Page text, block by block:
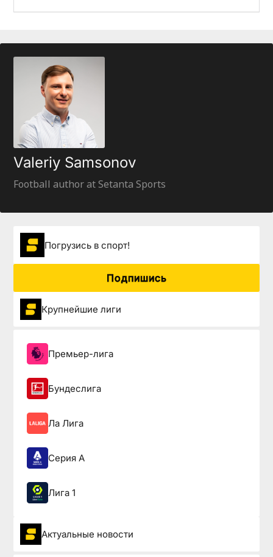
Valeriy Samsonov
Football author at Setanta Sports
Погрузиcь в спорт!
Подпишись
Крупнейшие лиги
Премьер-лига
Бундеслига
Ла Лига
Серия А
Лига 1
Актуальные новости